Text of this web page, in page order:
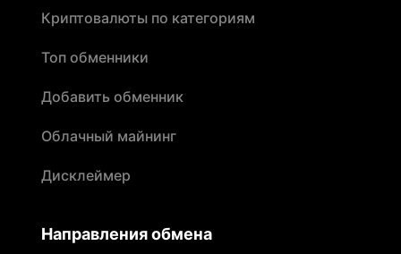
Криптовалюты по категориям
Топ обменники
Добавить обменник
Облачный майнинг
Дисклеймер
Направления обмена